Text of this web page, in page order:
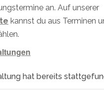
an. Auf unserer
kannst du aus Terminen
hat bereits